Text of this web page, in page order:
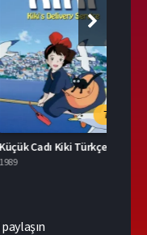
7.8
Küçük Cadı Kiki Türkçe Dublaj İzle